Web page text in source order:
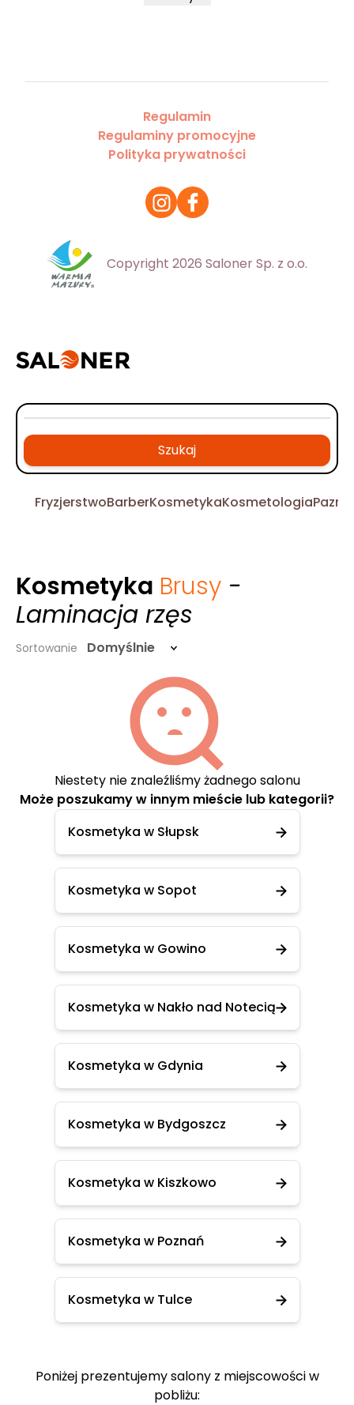
Regulamin
Regulaminy promocyjne
Polityka prywatności
Copyright 2026 Saloner Sp. z o.o.
Szukaj
FryzjerstwoBarberKosmetykaKosmetologia
Kosmetyka Brusy -
Laminacja rzęs
Sortowanie Domyślnie
Niestety nie znaleźliśmy żadnego salonu
Może poszukamy w innym mieście lub kategorii?
Kosmetyka w Słupsk
Kosmetyka w Sopot
Kosmetyka w Gowino
Kosmetyka w Nakło nad Notecią
Kosmetyka w Gdynia
Kosmetyka w Bydgoszcz
Kosmetyka w Kiszkowo
Kosmetyka w Poznań
Kosmetyka w Tulce
Poniżej prezentujemy salony z miejscowości w
pobliżu: